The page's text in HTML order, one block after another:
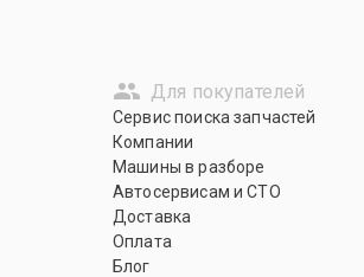
Для покупателей
Сервис поиска запчастей
Компании
Машины в разборе
Автосервисам и СТО
Доставка
Оплата
Блог